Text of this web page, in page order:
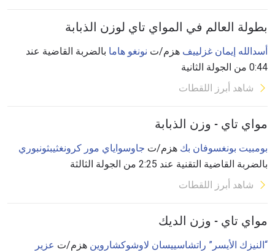
بطولة العالم في المواي تاي لوزن الذبابة
أسدالله إيمان غزلييف هزم/ت نونغو هاما بالضربة القاضية عند
0:44 من الجولة الثانية
شاهد أبرز اللقطات
مواي تاي - وزن الذبابة
بومبيت بونغسوفان بك هزم/ت جاوسواياي مور كرونغثيبثونبوري
بالضربة القاضية التقنية عند 2:25 من الجولة الثالثة
شاهد أبرز اللقطات
مواي تاي - وزن الديك
“النيزك الأيسر” راتشاسييسان لاوشوكشاروين هزم/ت عزير